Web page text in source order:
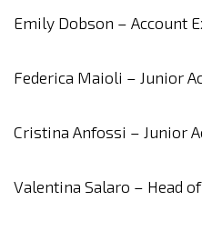
Emily Dobson – Account
Federica Maioli – Junior
Cristina Anfossi – Junior
Valentina Salaro – Head